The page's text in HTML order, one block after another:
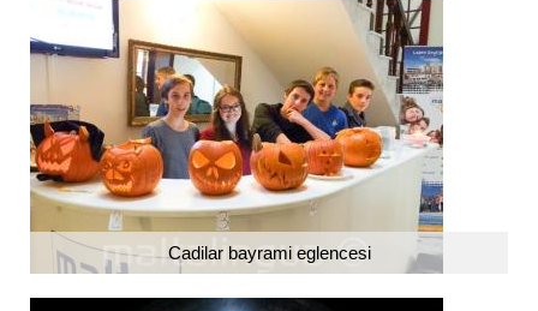
Cadilar bayrami eglencesi